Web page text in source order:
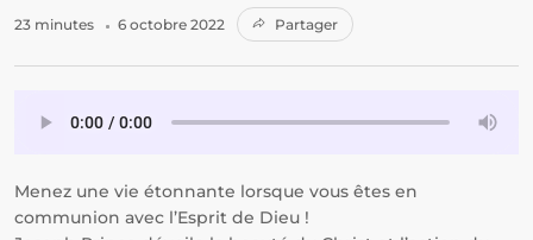
23 minutes 6 octobre 2022 Partager
Menez une vie étonnante lorsque vous êtes en
communion avec l’Esprit de Dieu !